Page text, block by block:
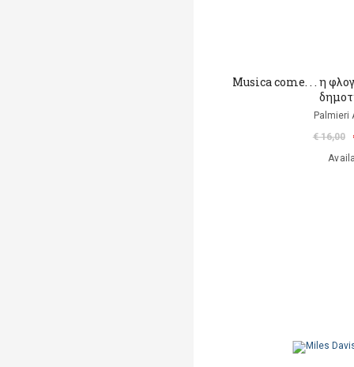
Musica come. . . η
Palmieri
€ 16,00